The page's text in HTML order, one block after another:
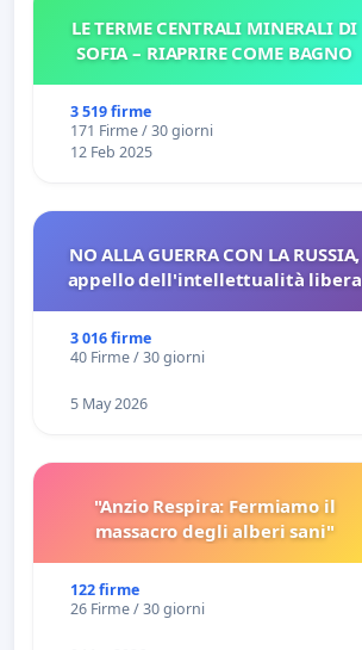
LE TERME CENTRALI MINERALI DI
SOFIA – RIAPRIRE COME BAGNO
3 519 firme
171 Firme / 30 giorni
12 Feb 2025
NO ALLA GUERRA CON LA RUSSIA,
appello dell'intellettualità libera
3 016 firme
40 Firme / 30 giorni
5 May 2026
"Anzio Respira: Fermiamo il
massacro degli alberi sani"
122 firme
26 Firme / 30 giorni